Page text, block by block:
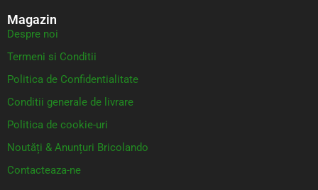
Magazin
Despre noi
Termeni si Conditii
Politica de Confidentialitate
Conditii generale de livrare
Politica de cookie-uri
Noutăți & Anunțuri Bricolando
Contacteaza-ne